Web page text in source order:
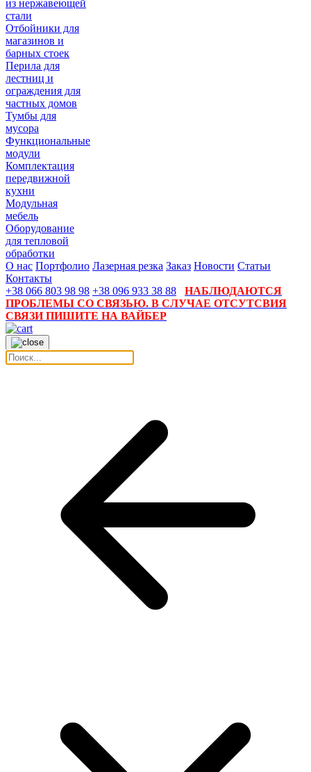
из нержавеющей
стали
Отбойники для
магазинов и
барных стоек
Перила для
лестниц и
ограждения для
частных домов
Тумбы для
мусора
Функциональные
модули
Комплектация
передвижной
кухни
Модульная
мебель
Оборудование
для тепловой
обработки
О нас Портфолио Лазерная резка Заказ Новости Статьи
Контакты
+38 066 803 98 98 +38 096 933 38 88
НАБЛЮДАЮТСЯ
ПРОБЛЕМЫ СО СВЯЗЬЮ. В СЛУЧАЕ ОТСУТСВИЯ
СВЯЗИ ПИШИТЕ НА ВАЙБЕР